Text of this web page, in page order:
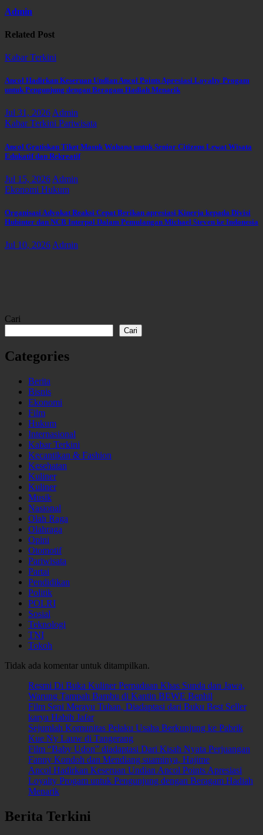
Admin
Related Post
Kabar Terkini
Ancol Hadirkan Keseruan Undian Ancol Points Apresiasi Loyalty Progam
untuk Pengunjung dengan Beragam Hadiah Menarik
Jul 31, 2026Admin
Kabar Terkini Pariwisata
Ancol Gratiskan Tiket Masuk Wahana untuk Senior Citizens Lewat Wisata
Edukatif dan Rekreatif
Jul 15, 2026 Admin
Ekonomi Hukum
Organisasi Advokat Reaksi Cepat Berikan apresiasi Kinerja kepada Divisi
Hubinter dan NCB Interpol Dalam Pemulangan Michael Steven ke Indonesia
Jul 10, 2026 Admin
Cari
Cari
Categories
Berita
Bisnis
Ekonomi
Film
Hukum
Internasional
Kabar Terkini
Kecantikan & Fashion
Kesehatan
Kuliner
Kuliner
Musik
Nasional
Olah Raga
Olahraga
Opini
Otomotif
Pariwisata
Partai
Pendidikan
Politik
POLRI
Sosial
Teknologi
TNI
Tokoh
Tidak ada komentar untuk ditampilkan.
Resmi Di Buka Kuliner Perpaduan Khas Sunda dan Jawa,
Warung Tampah Bambu di Kantin BEWE Benhil
Film Seni Merayu Tuhan, Diadaptasi dari Buku Best Seller
karya Habib Jafar
Sejumlah Komunitas Pelaku Usaha Berkunjung ke Pabrik
Kue Ny Lauw di Tangerang
Film “Baby Udon” diadaptasi Dari Kisah Nyata Perjuangan
Fanny Kondoh dan Mendiang suaminya, Hajime
Ancol Hadirkan Keseruan Undian Ancol Points Apresiasi
Loyalty Progam untuk Pengunjung dengan Beragam Hadiah
Menarik
Berita Terkini